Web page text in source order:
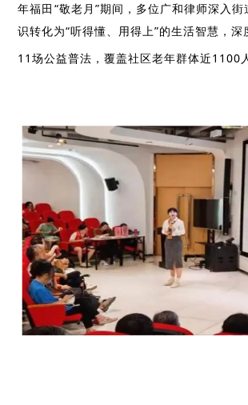
年福田“敬老月”期间，多位广和律师深入
识转化为“听得懂、用得上”的生活智慧，深
11场公益普法，覆盖社区老年群体近1100